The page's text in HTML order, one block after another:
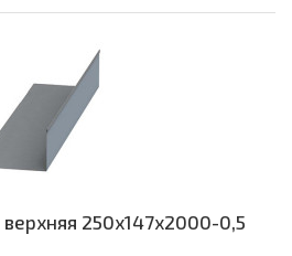
250х147х2000-0,5